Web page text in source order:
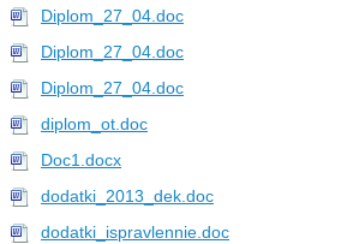
Diplom_27_04.doc
Diplom_27_04.doc
Diplom_27_04.doc
diplom_ot.doc
Doc1.docx
dodatki_2013_dek.doc
dodatki_ispravlennie.doc